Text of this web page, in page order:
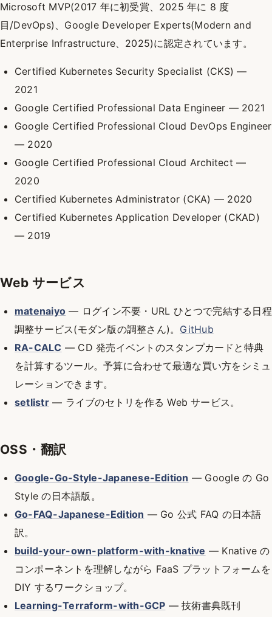
Microsoft MVP(2017 年に初受賞、2025 年に 8 度
目/DevOps)、Google Developer Experts(Modern and
Enterprise Infrastructure、2025)に認定されています。
Certified Kubernetes Security Specialist (CKS) —
2021
Google Certified Professional Data Engineer — 2021
Google Certified Professional Cloud DevOps Engineer
— 2020
Google Certified Professional Cloud Architect —
2020
Certified Kubernetes Administrator (CKA) — 2020
Certified Kubernetes Application Developer (CKAD)
— 2019
Web サービス
matenaiyo — ログイン不要・URL ひとつで完結する日程
調整サービス(モダン版の調整さん)。 GitHub
RA-CALC — CD 発売イベントのスタンプカードと特典
を計算するツール。予算に合わせて最適な買い方をシミュ
レーションできます。
setlistr— ライブのセトリを作る Web サービス。
OSS・翻訳
Google-Go-Style-Japanese-Edition — Google の Go
Style の日本語版。
Go-FAQ-Japanese-Edition — Go 公式 FAQ の日本語
訳。
build-your-own-platform-with-knative — Knative の
コンポーネントを理解しながら FaaS プラットフォームを
DIY するワークショップ。
Learning-Terraform-with-GCP — 技術書典既刊